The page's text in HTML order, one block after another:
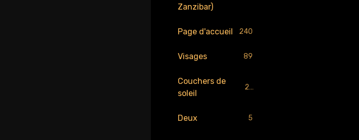
Zanzibar)
Page d'accueil 240
Visages 89
Couchers de
soleil
29
Deux 5